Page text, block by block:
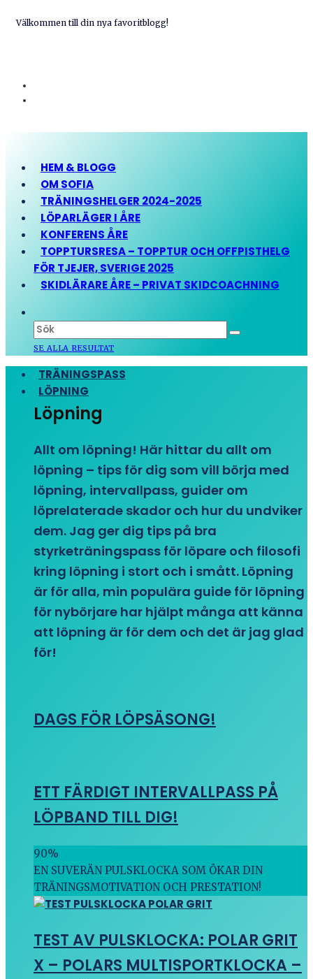
Välkommen till din nya favoritblogg!
HEM & BLOGG
OM SOFIA
TRÄNINGSHELGER 2024-2025
LÖPARLÄGER I ÅRE
KONFERENS ÅRE
TOPPTURSRESA – TOPPTUR OCH OFFPISTHELG
FÖR TJEJER, SVERIGE 2025
SKIDLÄRARE ÅRE – PRIVAT SKIDCOACHNING
SE ALLA RESULTAT
TRÄNINGSPASS
LÖPNING
Löpning
Allt om löpning! Här hittar du allt om
löpning – tips för dig som vill börja med
löpning, intervallpass, guider om
löprelaterade skador och hur du undviker
dem. Jag ger dig tips på bra
styrketräningspass för löpare och filosofi
kring löpning i stort och i smått. Löpning
är för alla, min populära guide för löpning
för nybörjare har hjälpt många att känna
att löpning är för dem och det är jag glad
för!
DAGS FÖR LÖPSÄSONG!
ETT FÄRDIGT INTERVALLPASS PÅ
LÖPBAND TILL DIG!
90%
EN SUVERÄN PULSKLOCKA SOM ÖKAR DIN
TRÄNINGSMOTIVATION OCH PRESTATION!
TEST AV PULSKLOCKA: POLAR GRIT
X – POLARS MULTISPORTKLOCKA –